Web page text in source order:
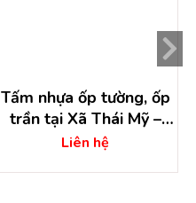
Tấm nhựa ốp tường, ốp
trần tại Xã Thái Mỹ –
Huyện Củ Chi
Liên hệ